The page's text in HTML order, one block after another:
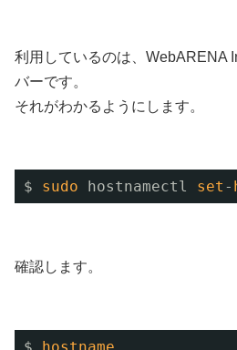
利用しているのは、WebARENA
バーです。
それがわかるようにします。
$ sudo hostnamectl set -
確認します。